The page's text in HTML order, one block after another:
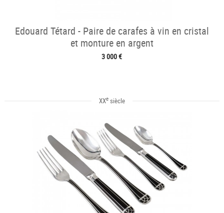
Edouard Tétard - Paire de carafes à vin en cristal
et monture en argent
3 000 €
XXesiècle